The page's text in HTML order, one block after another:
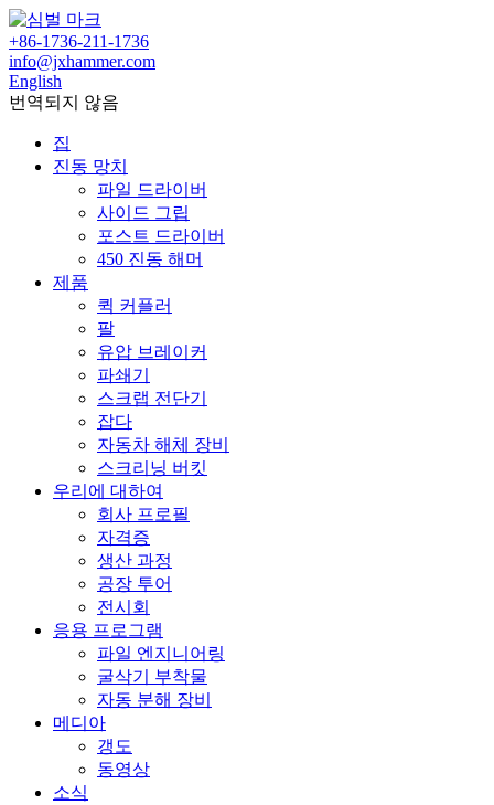
+86-1736-211-1736
info@jxhammer.com
English
번역되지 않음
집
진동 망치
파일 드라이버
사이드 그립
포스트 드라이버
450 진동 해머
제품
퀵 커플러
팔
유압 브레이커
파쇄기
스크랩 전단기
잡다
자동차 해체 장비
스크리닝 버킷
우리에 대하여
회사 프로필
자격증
생산 과정
공장 투어
전시회
응용 프로그램
파일 엔지니어링
굴삭기 부착물
자동 분해 장비
메디아
갱도
동영상
소식